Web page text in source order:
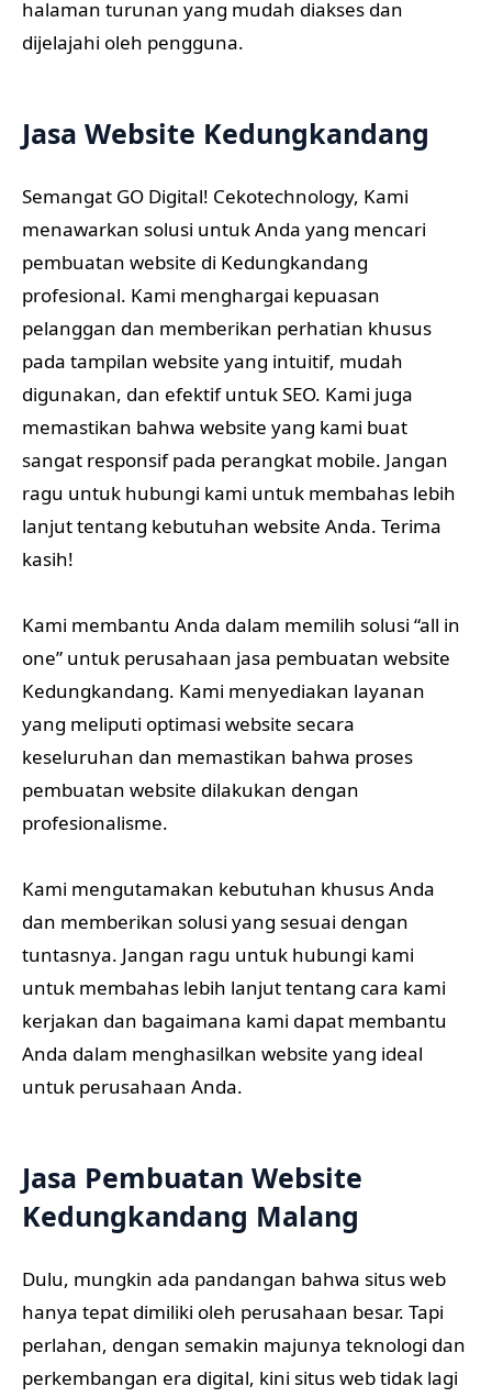
halaman turunan yang mudah diakses dan
dijelajahi oleh pengguna.
Jasa Website Kedungkandang
Semangat GO Digital! Cekotechnology, Kami
menawarkan solusi untuk Anda yang mencari
pembuatan website di Kedungkandang
profesional. Kami menghargai kepuasan
pelanggan dan memberikan perhatian khusus
pada tampilan website yang intuitif, mudah
digunakan, dan efektif untuk SEO. Kami juga
memastikan bahwa website yang kami buat
sangat responsif pada perangkat mobile. Jangan
ragu untuk hubungi kami untuk membahas lebih
lanjut tentang kebutuhan website Anda. Terima
kasih!
Kami membantu Anda dalam memilih solusi “all in
one” untuk perusahaan jasa pembuatan website
Kedungkandang. Kami menyediakan layanan
yang meliputi optimasi website secara
keseluruhan dan memastikan bahwa proses
pembuatan website dilakukan dengan
profesionalisme.
Kami mengutamakan kebutuhan khusus Anda
dan memberikan solusi yang sesuai dengan
tuntasnya. Jangan ragu untuk hubungi kami
untuk membahas lebih lanjut tentang cara kami
kerjakan dan bagaimana kami dapat membantu
Anda dalam menghasilkan website yang ideal
untuk perusahaan Anda.
Jasa Pembuatan Website
Kedungkandang Malang
Dulu, mungkin ada pandangan bahwa situs web
hanya tepat dimiliki oleh perusahaan besar. Tapi
perlahan, dengan semakin majunya teknologi dan
perkembangan era digital, kini situs web tidak lagi